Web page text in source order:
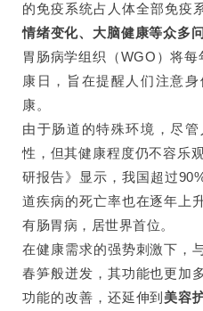
的免疫系统占人体全部免疫
情绪变化、大脑健康等众多
胃肠病学组织（WGO）将
康日，旨在提醒人们注意
康。
由于肠道的特殊环境，尽
性，但其健康程度仍不容乐
研报告》显示，我国超过
道疾病的死亡率也在逐年上
有肠胃病，居世界首位。
在健康需求的强势刺激下，
春笋般迸发，其功能也更加
功能的改善，还延伸到美容